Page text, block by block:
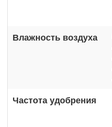
Влажность воздуха
Частота удобрения